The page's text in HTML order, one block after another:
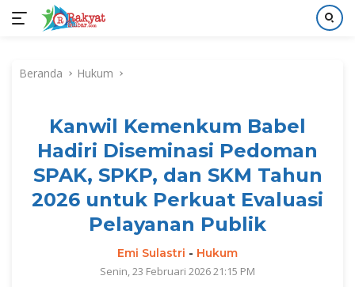
kontenBeranda Hukum
Kanwil Kemenkum Babel
Hadiri Diseminasi Pedoman
SPAK, SPKP, dan SKM Tahun
2026 untuk Perkuat Evaluasi
Pelayanan Publik
Emi Sulastri - Hukum
Senin, 23 Februari 2026 21:15 PM